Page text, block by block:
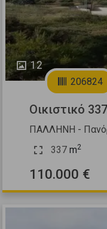
12
206824
Οικιστικό
ΠΑΛΛΗΝΗ -
337 m2
110.000 €